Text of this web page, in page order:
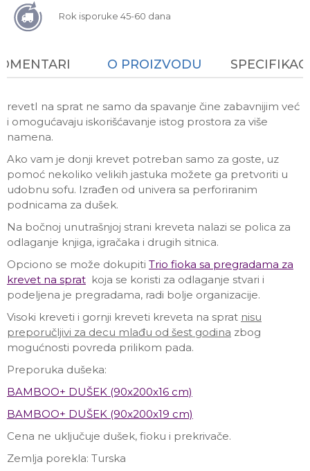
Rok isporuke 45-60 dana
O PROIZVODU
revetI na sprat ne samo da spavanje čine zabavnijim već
i omogućavaju iskorišćavanje istog prostora za više
namena.
Ako vam je donji krevet potreban samo za goste, uz
pomoć nekoliko velikih jastuka možete ga pretvoriti u
udobnu sofu. Izrađen od univera sa perforiranim
podnicama za dušek.
Na bočnoj unutrašnjoj strani kreveta nalazi se polica za
odlaganje knjiga, igračaka i drugih sitnica.
Opciono se može dokupiti Trio fioka sa pregradama za
krevet na sprat koja se koristi za odlaganje stvari i
podeljena je pregradama, radi bolje organizacije.
Visoki kreveti i gornji kreveti kreveta na sprat nisu
preporučljivi za decu mlađu od šest godina zbog
mogućnosti povreda prilikom pada.
Preporuka dušeka:
BAMBOO+ DUŠEK (90x200x16 cm)
BAMBOO+ DUŠEK (90x200x19 cm)
Cena ne uključuje dušek, fioku i prekrivače.
Zemlja porekla: Turska